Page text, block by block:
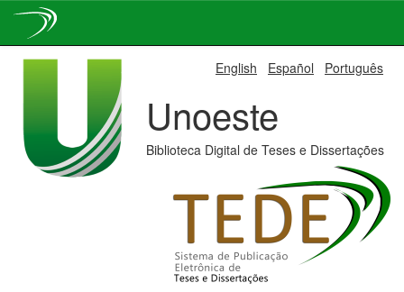
English Español Português
Unoeste
Biblioteca Digital de Teses e Dissertações